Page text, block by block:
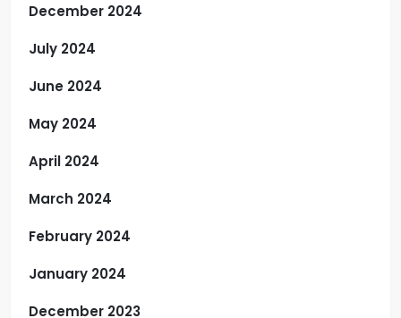
December 2024
July 2024
June 2024
May 2024
April 2024
March 2024
February 2024
January 2024
December 2023